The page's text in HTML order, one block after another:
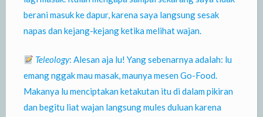
berani masuk ke dapur, karena saya langsung sesak
napas dan kejang-kejang ketika melihat wajan.
Teleology: Alesan aja lu! Yang sebenarnya adalah: lu
emang nggak mau masak, maunya mesen Go-Food.
Makanya lu menciptakan ketakutan itu di dalam pikiran
dan begitu liat wajan langsung mules duluan karena